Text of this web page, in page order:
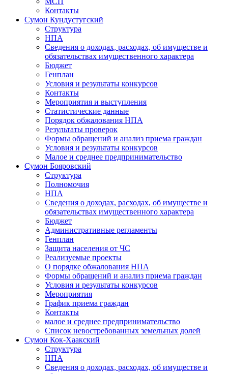
Контакты
Сумон Кундустугский
Структура
НПА
Сведения о доходах, расходах, об имуществе и
обязательствах имущественного характера
Бюджет
Генплан
Условия и результаты конкурсов
Контакты
Мероприятия и выступления
Статистические данные
Порядок обжалования НПА
Результаты проверок
Формы обращений и анализ приема граждан
Условия и результаты конкурсов
Малое и среднее предпринимательство
Сумон Бояровский
Структура
Полномочия
НПА
Сведения о доходах, расходах, об имуществе и
обязательствах имущественного характера
Бюджет
Административные регламенты
Генплан
Защита населения от ЧС
Реализуемые проекты
О порядке обжалования НПА
Формы обращений и анализ приема граждан
Условия и результаты конкурсов
Мероприятия
График приема граждан
Контакты
малое и среднее предпринимательство
Список невостребованных земельных долей
Сумон Кок-Хаакский
Структура
НПА
Сведения о доходах, расходах, об имуществе и